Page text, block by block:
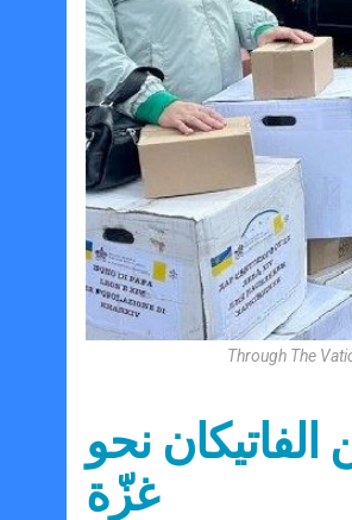
Through The
من الفاتيكان نحو
غزّة